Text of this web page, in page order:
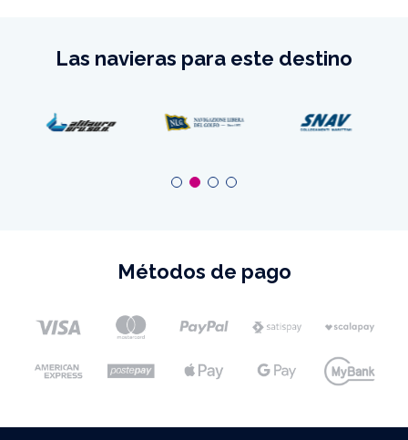
Las navieras para este destino
Métodos de pago